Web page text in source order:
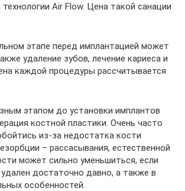
Air Flow. Цена такой санации
этапе перед имплантацией может
удаление зубов, лечение кариеса и
каждой процедуры рассчитывается
этапом до установки имплантов
костной пластики. Очень часто
из-за недостатка кости
– рассасывания, естественной
может сильно уменьшиться, если
удален достаточно давно, а также в
особенностей.